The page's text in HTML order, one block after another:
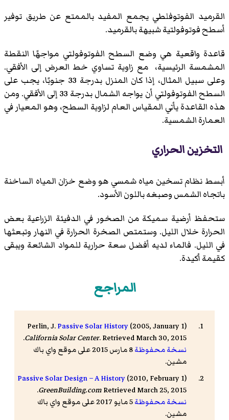
القرميد الفوتوفلطي يجمع المفيد بالممتع عن طريق توفير
أسطح فوتوفولتية شبيهة بالقرميد.
قاعدة واقعية هي وضع السطح الفوتوفولتي مواجهًا النقطة
المشمسة الرئيسية، مع زاوية تساوي خط العرض إلى الأفقي.
وعلى سبيل المثال، إذا كان المنزل بدرجة 33 جنوبًا، يجب على
السطح الفوتوفولتي أن يواجه الشمال بدرجة 33 إلى الأفقي. ومن
هذه القاعدة يأتي المقياس العام لزاوية السطح، وهو المعيار في
العمارة الشمسية.
التخزين الحراري
أبسط نظام تسخين مياه شمسي هو وضع خزان المياه الساخنة
باتجاه الشمس وصبغه باللون الأسود.
ستحفظ أرضية سميكة من الصخور في الدفيئة الزراعية بعض
الحرارة خلال الليل. وستمتص الصخرة الحرارة في النهار وتبعثها
في الليل. فالماء لديه أفضل سعة حرارية للمواد الشائعة ويبقى
كقيمة أكيدة.
المراجع
Perlin, J.Passive Solar History(2005, January 1)
California Solar Center. Retrieved March 30, 2015.
نسخة محفوظة
8 مارس 2015 على موقع واي باك
مشين.
Passive Solar Design – A History(2010, February 1)
GreenBuilding.comRetrieved March 25, 2015.
نسخة محفوظة
5 مايو 2017 على موقع واي باك
مشين.